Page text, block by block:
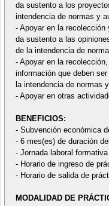
da sustento a los
intendencia de normas y
- Apoyar en la
da sustento a las
de la intendencia de
- Apoyar en la
información que deben
la intendencia de normas
- Apoyar en otras
BENEFICIOS:
- Subvención económica
- 6 mes(es) de duración
- Jornada laboral
- Horario de ingreso de
- Horario de salida de
MODALIDAD DE